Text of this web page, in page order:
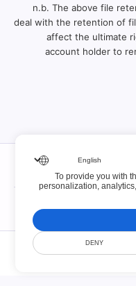
*n.b. The above file
deal with the retention of
affect the ultimate
account holder to
To provide you with
personalization,
DENY